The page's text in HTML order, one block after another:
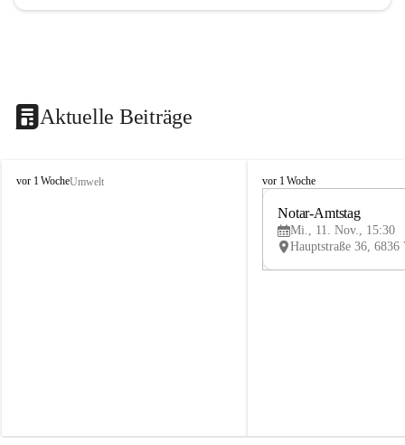
Aktuelle Beiträge
V
vor 1 WocheUmwelt
V
vor 1 Woche
Notar-Amtstag
Mi., 11. Nov., 15:30